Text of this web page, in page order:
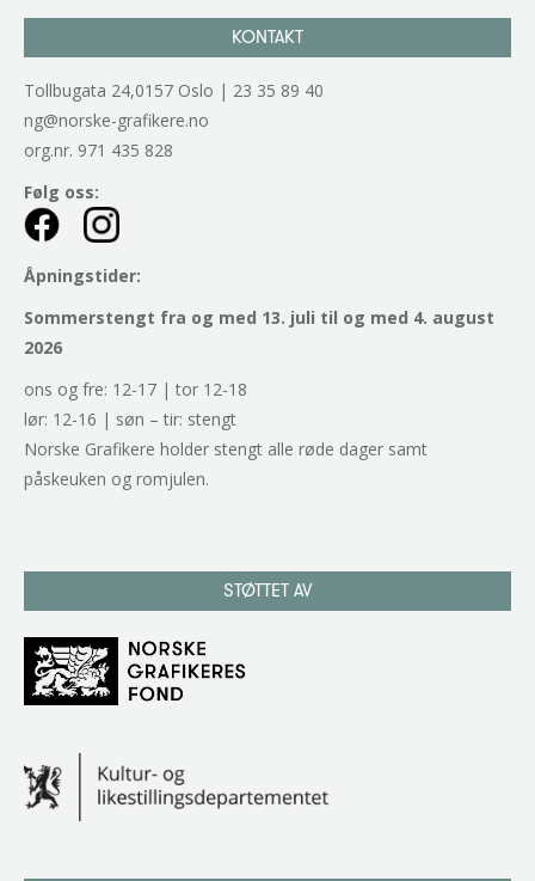
KONTAKT
Tollbugata 24,0157 Oslo | 23 35 89 40
ng@norske-grafikere.no
org.nr. 971 435 828
Følg oss:
Åpningstider:
Sommerstengt fra og med 13. juli til og med 4. august
2026
ons og fre: 12-17 | tor 12-18
lør: 12-16 | søn – tir: stengt
Norske Grafikere holder stengt alle røde dager samt
påskeuken og romjulen.
STØTTET AV